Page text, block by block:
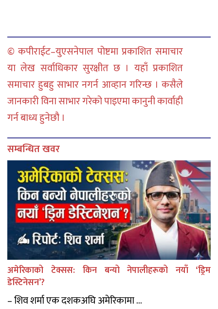
© कपीराईट–युएसनेपाल पोष्टमा प्रकाशित समाचार
या लेख सर्वाधिकार सुरक्षीत छ । यहाँ प्रकाशित
समाचार हुबहु साभार नगर्न आव्हान गरिन्छ । कसैले
जानकारी विना साभार गरेको पाइएमा कानुनी कार्वाही
गर्न बाध्य हुनेछौ ।
सम्बन्धित खवर
अमेरिकाको टेक्सस: किन बन्यो नेपालीहरूको नयाँ ‘ड्रिम
डेस्टिनेसन’?
– शिव शर्मा एक दशकअघि अमेरिकामा ...